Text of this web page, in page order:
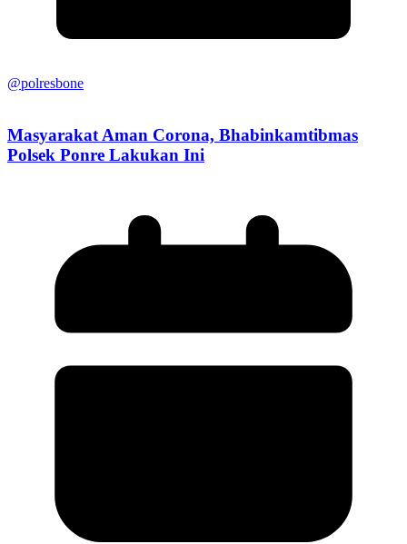
@polresbone
Masyarakat Aman Corona, Bhabinkamtibmas
Polsek Ponre Lakukan Ini